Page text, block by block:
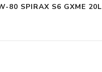
80 SPIRAX S6 GXME 20L